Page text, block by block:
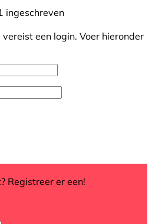
ingeschreven
een login. Voer hieronder
Registreer er een!